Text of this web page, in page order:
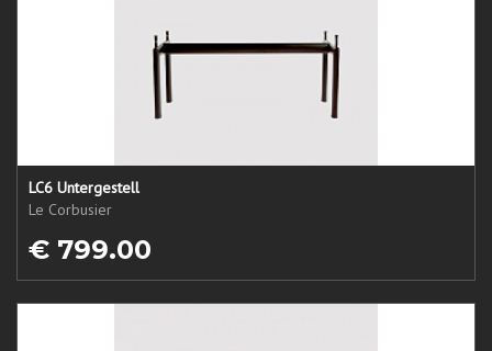
LC6 Untergestell
Le Corbusier
€ 799.00